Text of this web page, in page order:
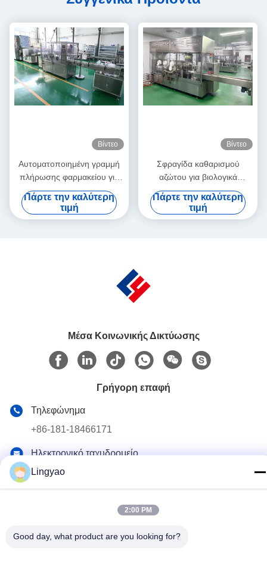
Βίντεο
Αυτοματοποιημένη γραμμή
πλήρωσης φαρμακείου για
διάλυμα αναγεννητή
κολλαγόνου, γραμμή
πλήρωσης υψηλής
Πάρτε την καλύτερη
τιμή
Βίντεο
Σφραγίδα καθαρισμού
αζώτου για βιολογικά
προϊόντα ευαίσθητα στο
οξυγόνο 1-10 ml, υψηλής
χωρητικότητας με
Πάρτε την καλύτερη
τιμή
Μέσα Κοινωνικής Δικτύωσης
Γρήγορη επαφή
Τηλεφώνημα
+86-181-18466171
Ηλεκτρονικό ταχυδρομείο
sale2@szlysb.com.cn
Διεύθυνση
Οδός Zhujia αριθ. 115, πόλη Lujia,Kunshan, επαρχία
Lingyao
2:00 PM
Good day, what product are you looking for?